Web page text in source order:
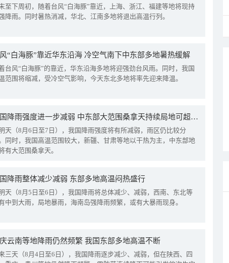
至下周初，随着台风“白海豚”靠近，上海、浙江、福建等地将现持
降雨。同时暑热消减，华北、江南多地将退出高温行列。
“白海豚”靠近华东沿海 冷空气南下中东部多地暑热缓解
台风“白海豚”的靠近，华东沿海多地将迎强劲台风雨。同时，我国
范围将缩减，受冷空气影响，今天东北多地将率先迎来降温。
我国降雨强度进一步减弱 中东部大范围桑拿天持续局地可超38℃
天（8月6日至7日），我国降雨强度将有所减弱，雨区仍比较分
同时，我国高温范围较大，新疆、甘肃等地以干热为主，中东部地
有大范围桑拿天。
降雨整体减少减弱 东部多地高温闷热盛行
天（8月5日至6日），我国降雨将总体减少、减弱，西南、东北等
中到大雨，局地暴雨，海南岛强降雨频繁，或有大暴雨现身。
云南等地降雨仍然频繁 我国东部多地高温不断
三天（8月4日至6日），我国降雨逐步减少、减弱，但在陕西、四